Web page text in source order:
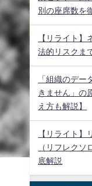
別の座席数を
【リライト】
法的リスクま
「組織のデー
きません」の
え方も解説】
【リライト】
（リフレクソ
底解説